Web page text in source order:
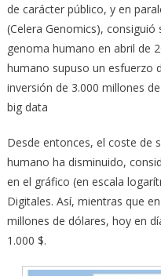
de carácter público, y en
(Celera Genomics),
genoma humano en abril de
humano supuso un esfuerzo
inversión de 3.000 millones
big data
Desde entonces, el coste de
humano ha disminuido,
en el gráfico (en escala
Digitales. Así, mientras que
millones de dólares, hoy en
1.000 $.